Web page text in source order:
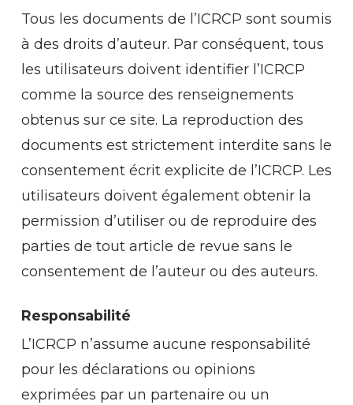
Tous les documents de l’ICRCP sont soumis
à des droits d’auteur. Par conséquent, tous
les utilisateurs doivent identifier l’ICRCP
comme la source des renseignements
obtenus sur ce site. La reproduction des
documents est strictement interdite sans le
consentement écrit explicite de l’ICRCP. Les
utilisateurs doivent également obtenir la
permission d’utiliser ou de reproduire des
parties de tout article de revue sans le
consentement de l’auteur ou des auteurs.
Responsabilité
L’ICRCP n’assume aucune responsabilité
pour les déclarations ou opinions
exprimées par un partenaire ou un